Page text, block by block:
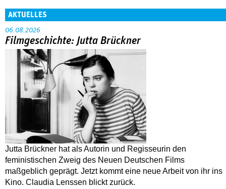
AKTUELLES
06.08.2026
Filmgeschichte: Jutta Brückner
Jutta Brückner hat als Autorin und Regisseurin den
feministischen Zweig des Neuen Deutschen Films
maßgeblich geprägt. Jetzt kommt eine neue Arbeit von ihr ins
Kino. Claudia Lenssen blickt zurück.